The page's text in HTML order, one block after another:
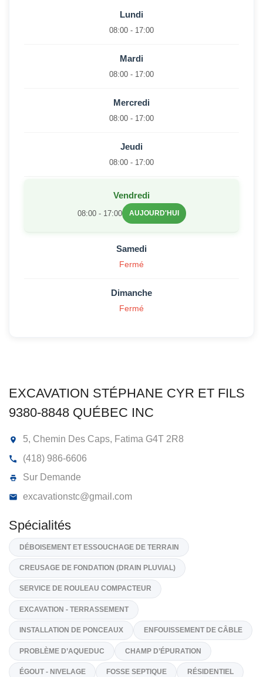
EXCAVATION STÉPHANE CYR ET
9380-8848 QUÉBEC INC
5, Chemin Des Caps, Fatima
(418) 986-6606
Sur Demande
excavationstc@gmail.com
Spécialités
DÉBOISEMENT ET ESSOUCHAGE DE TERRAIN
CREUSAGE DE FONDATION (DRAIN PLUVIAL)
Lundi
08:00 - 17:00
Mardi
08:00 - 17:00
Mercredi
08:00 - 17:00
Jeudi
08:00 - 17:00
Vendredi
08:00 - 17:00 AUJOURD'HUI
Samedi
Fermé
Dimanche
Fermé